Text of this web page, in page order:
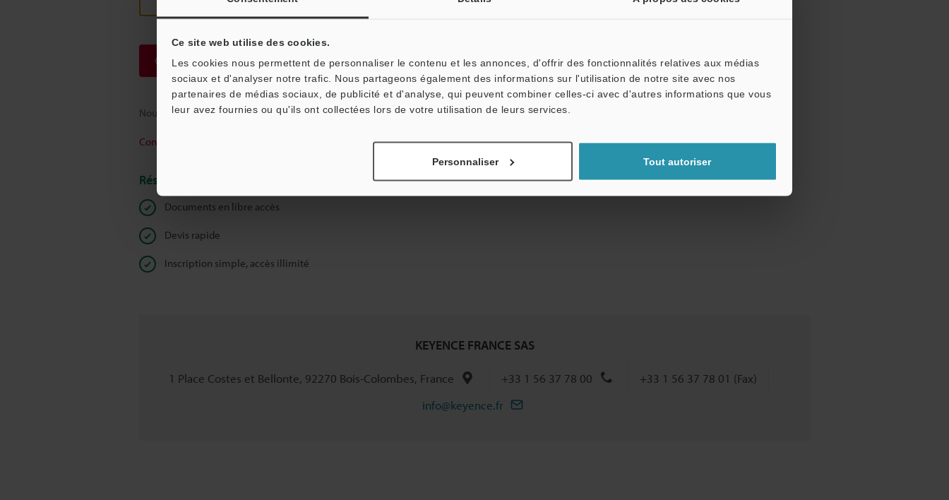
Ce site web utilise des cookies.
Les cookies nous permettent de personnaliser le contenu et les annonces, d'offrir des fonctionnalités relatives aux médias
sociaux et d'analyser notre trafic. Nous partageons également des informations sur l'utilisation de notre site avec nos
partenaires de médias sociaux, de publicité et d'analyse, qui peuvent combiner celles-ci avec d'autres informations que vous
leur avez fournies ou qu'ils ont collectées lors de votre utilisation de leurs services.
Personnaliser Tout autoriser
Continuer
Nous garantissons une confidentialité totale : vos informations ne seront jamais partagées.
Confidentialité
Réservé aux membres
Documents en libre accès
Devis rapide
Inscription simple, accès illimité
KEYENCE FRANCE SAS
1 Place Costes et Bellonte, 92270 Bois-Colombes, France +33 1 56 37 78 00
+33 1 56 37 78 01 (Fax)
info@keyence.fr